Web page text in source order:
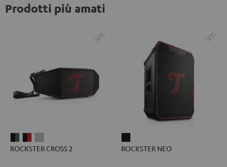
Prodotti più amati
CROSSCROSSCROSS
ROCKSTER CROSS 2
NEO
ROCKSTER NEO